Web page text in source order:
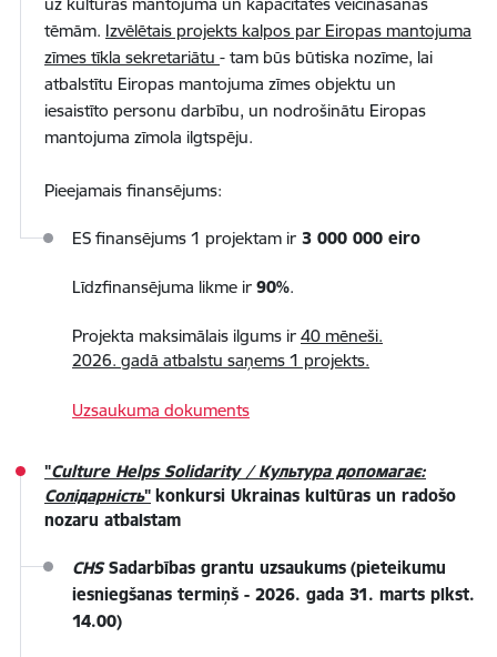
tēmām. Izvēlētais projekts kalpos par Eiropas mantojuma
zīmes tīkla sekretariātu - tam būs būtiska nozīme, lai
atbalstītu Eiropas mantojuma zīmes objektu un
iesaistīto personu darbību, un nodrošinātu Eiropas
mantojuma zīmola ilgtspēju.
Pieejamais finansējums:
ES finansējums 1 projektam ir 3 000 000 eiro
Līdzfinansējuma likme ir 90%.
Projekta maksimālais ilgums ir 40 mēneši.
2026. gadā atbalstu saņems 1 projekts.
Uzsaukuma dokuments
"Culture Helps Solidarity / Культура допомагає:
Солідарність" konkursi Ukrainas kultūras un radošo
nozaru atbalstam
CHSSadarbības grantu uzsaukums (pieteikumu
iesniegšanas termiņš - 2026. gada 31. marts plkst.
14.00)